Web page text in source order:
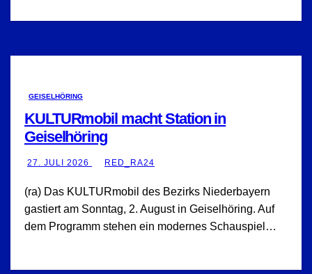
GEISELHÖRING
KULTURmobil macht Station in
Geiselhöring
27. JULI 2026 RED_RA24
(ra) Das KULTURmobil des Bezirks Niederbayern
gastiert am Sonntag, 2. August in Geiselhöring. Auf
dem Programm stehen ein modernes Schauspiel…